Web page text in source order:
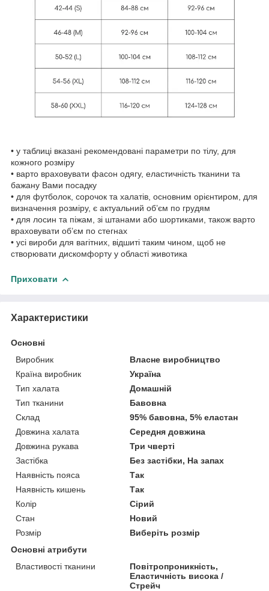
• у таблиці вказані рекомендовані параметри по тілу, для
кожного розміру
• варто враховувати фасон одягу, еластичність тканини та
бажану Вами посадку
• для футболок, сорочок та халатів, основним орієнтиром, для
визначення розміру, є актуальний об’єм по грудям
• для лосин та піжам, зі штанами або шортиками, також варто
враховувати об’єм по стегнах
• усі вироби для вагітних, відшиті таким чином, щоб не
створювати дискомфорту у області животика
Приховати
Характеристики
Основні
Виробник
Власне виробництво
Країна виробник
Україна
Тип халата
Домашній
Тип тканини
Бавовна
Склад
95% бавовна, 5% еластан
Довжина халата
Середня довжина
Довжина рукава
Три чверті
Застібка
Без застібки, На запах
Наявність пояса
Так
Наявність кишень
Так
Колір
Сірий
Стан
Новий
Розмір
Виберіть розмір
Основні атрибути
Властивості тканини
Повітропроникність,
Еластичність висока /
Стрейч